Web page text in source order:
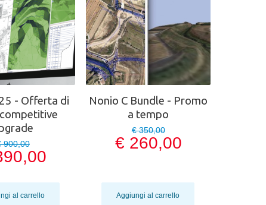
- Offerta di
900,00
al carrello
Nonio C Bundle - Promo
a tempo
€ 350,00
€ 260,00
Aggiungi al carrello